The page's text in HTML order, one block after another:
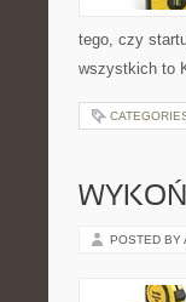
tego, czy
wszystkich to
POSTED BY